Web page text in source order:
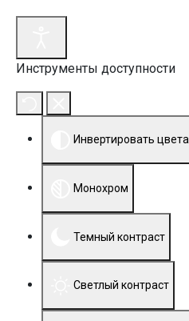
Инструменты доступности
Инвертировать цвета
Монохром
Темный контраст
Светлый контраст